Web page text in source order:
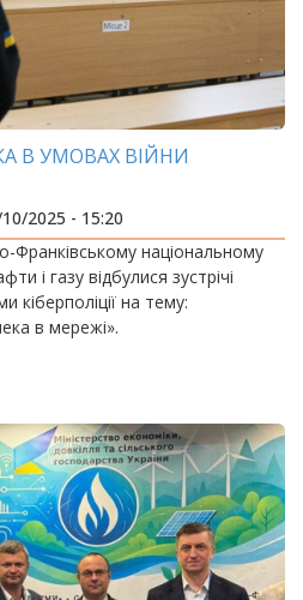
В УМОВАХ ВІЙНИ
2025 - 15:20
Франківському національному
і газу відбулися зустрічі
кіберполіції на тему:
в мережі».